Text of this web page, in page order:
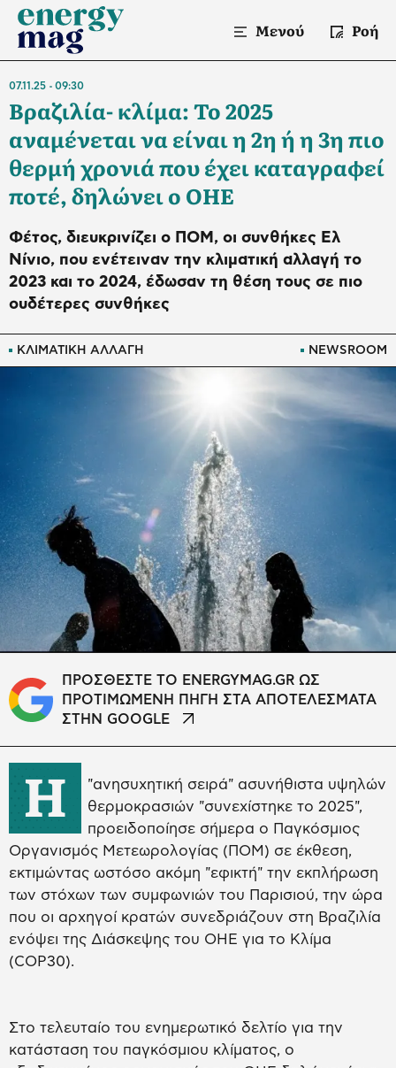
Μενού Ροή
ΚΛΙΜΑΤΙΚΗ ΑΛΛΑΓΗ NEWSROOM
07.11.25 09:30
Βραζιλία- κλίμα: Το 2025
αναμένεται να είναι η 2η ή η 3η πιο
θερμή χρονιά που έχει καταγραφεί
ποτέ, δηλώνει ο ΟΗΕ
Φέτος, διευκρινίζει ο ΠΟΜ, οι συνθήκες Ελ
Νίνιο, που ενέτειναν την κλιματική αλλαγή το
2023 και το 2024, έδωσαν τη θέση τους σε πιο
ουδέτερες συνθήκες
ΠΡΟΣΘΕΣΤΕ ΤΟ ENERGYMAG.GR ΩΣ
ΠΡΟΤΙΜΩΜΕΝΗ ΠΗΓΗ ΣΤΑ ΑΠΟΤΕΛΕΣΜΑΤΑ
ΣΤΗΝ GOOGLE
Η
"ανησυχητική σειρά" ασυνήθιστα υψηλών
θερμοκρασιών "συνεχίστηκε το 2025",
προειδοποίησε σήμερα ο Παγκόσμιος
Οργανισμός Μετεωρολογίας (ΠΟΜ) σε έκθεση,
εκτιμώντας ωστόσο ακόμη "εφικτή" την εκπλήρωση
των στόχων των συμφωνιών του Παρισιού, την ώρα
που οι αρχηγοί κρατών συνεδριάζουν στη Βραζιλία
ενόψει της Διάσκεψης του ΟΗΕ για το Κλίμα
(COP30).
Στο τελευταίο του ενημερωτικό δελτίο για την
κατάσταση του παγκόσμιου κλίματος, ο